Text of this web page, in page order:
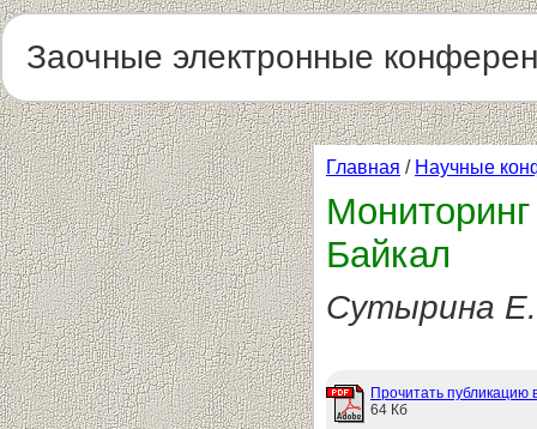
Заочные электронные
Главная / Научные
Байкал
Сутырина
Прочитать публикацию
64 Кб